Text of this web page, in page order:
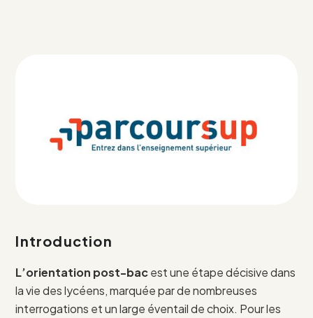
Introduction
L’orientation post-bacest une étape décisive dans
la vie des lycéens, marquée par de nombreuses
interrogations et un large éventail de choix. Pour les